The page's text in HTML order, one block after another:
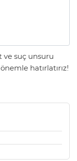
ve suç unsuru
hatırlatırız!